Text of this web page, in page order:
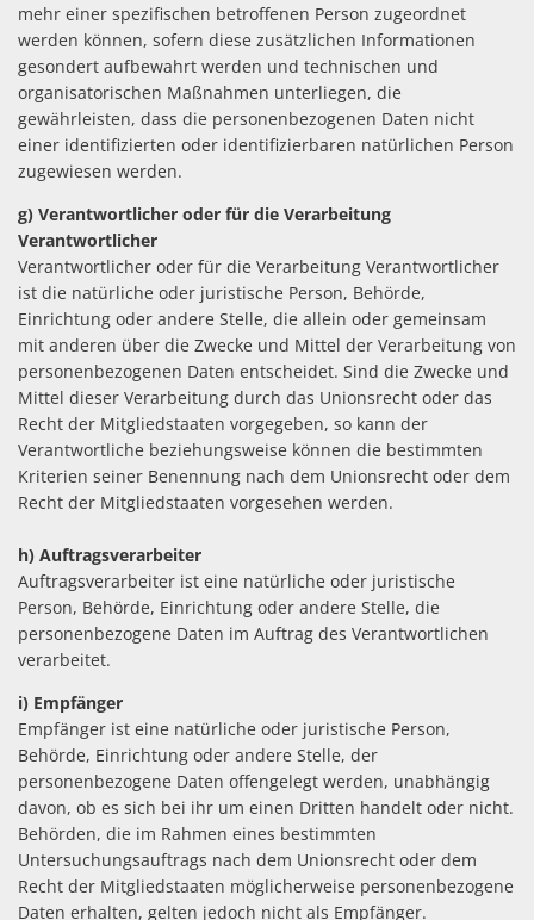
mehr einer spezifischen betroffenen Person zugeordnet
werden können, sofern diese zusätzlichen Informationen
gesondert aufbewahrt werden und technischen und
organisatorischen Maßnahmen unterliegen, die
gewährleisten, dass die personenbezogenen Daten nicht
einer identifizierten oder identifizierbaren natürlichen Person
zugewiesen werden.
g) Verantwortlicher oder für die Verarbeitung
Verantwortlicher
Verantwortlicher oder für die Verarbeitung Verantwortlicher
ist die natürliche oder juristische Person, Behörde,
Einrichtung oder andere Stelle, die allein oder gemeinsam
mit anderen über die Zwecke und Mittel der Verarbeitung von
personenbezogenen Daten entscheidet. Sind die Zwecke und
Mittel dieser Verarbeitung durch das Unionsrecht oder das
Recht der Mitgliedstaaten vorgegeben, so kann der
Verantwortliche beziehungsweise können die bestimmten
Kriterien seiner Benennung nach dem Unionsrecht oder dem
Recht der Mitgliedstaaten vorgesehen werden.
h) Auftragsverarbeiter
Auftragsverarbeiter ist eine natürliche oder juristische
Person, Behörde, Einrichtung oder andere Stelle, die
personenbezogene Daten im Auftrag des Verantwortlichen
verarbeitet.
i) Empfänger
Empfänger ist eine natürliche oder juristische Person,
Behörde, Einrichtung oder andere Stelle, der
personenbezogene Daten offengelegt werden, unabhängig
davon, ob es sich bei ihr um einen Dritten handelt oder nicht.
Behörden, die im Rahmen eines bestimmten
Untersuchungsauftrags nach dem Unionsrecht oder dem
Recht der Mitgliedstaaten möglicherweise personenbezogene
Daten erhalten, gelten jedoch nicht als Empfänger.